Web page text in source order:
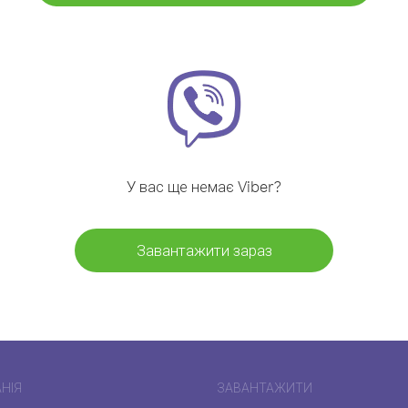
У вас ще немає Viber?
Завантажити зараз
ЗАВАНТАЖИТИ